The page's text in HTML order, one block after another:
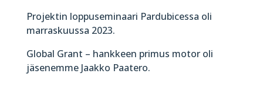
Projektin loppuseminaari Pardubicessa oli
marraskuussa 2023.
Global Grant – hankkeen primus motor oli
jäsenemme Jaakko Paatero.